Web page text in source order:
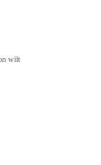
wilt